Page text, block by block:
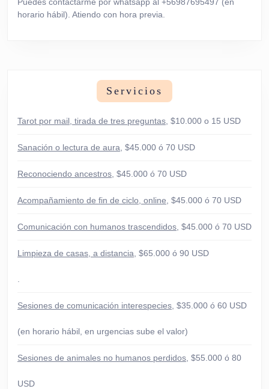
horario hábil). Atiendo con hora previa.
Servicios
Tarot por mail, tirada de tres preguntas , $10.000 o 15 USD
Sanación o lectura de aura , $45.000 ó 70 USD
Reconociendo ancestros , $45.000 ó 70 USD
Acompañamiento de fin de ciclo, online , $45.000 ó 70 USD
Comunicación con humanos trascendidos , $45.000 ó 70 USD
Limpieza de casas, a distancia , $65.000 ó 90 USD
Sesiones de comunicación interespecies , $35.000 ó 60 USD
(en horario hábil, en urgencias sube el valor)
Sesiones de animales no humanos perdidos , $55.000 ó 80
USD